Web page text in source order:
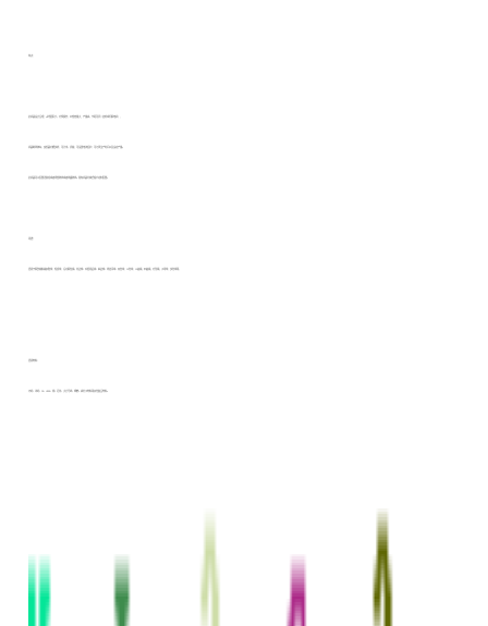
此机器设计合理，占地面积小，方便操作，纱管容量大，产量高，节距可调（齿轮或伺服电机），
机器断线停车，变频器功能多样，可计米、调速，可设置电流保护，可记录生产时间以及设定产量。
此机器可以配置送胶组或者纸管收线或者线盘收线。所有机器均接受客户定制配置。
用途：
适用于服装辅料编织鞋带，松紧带，运动服拉绳、花边带、家居用品带、曲边带、悬挂吊带、双色带，三色带，三棱绳，四棱绳，方形绳，子母带，多色带等，
适用材料：
丙纶、涤纶、PE、HDPE、棉、尼龙、大力马线、橡筋、高分子材料等其他复合材料。